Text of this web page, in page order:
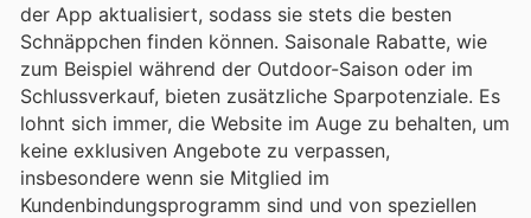
der App aktualisiert, sodass sie stets die besten
Schnäppchen finden können. Saisonale Rabatte, wie
zum Beispiel während der Outdoor-Saison oder im
Schlussverkauf, bieten zusätzliche Sparpotenziale. Es
lohnt sich immer, die Website im Auge zu behalten, um
keine exklusiven Angebote zu verpassen,
insbesondere wenn sie Mitglied im
Kundenbindungsprogramm sind und von speziellen